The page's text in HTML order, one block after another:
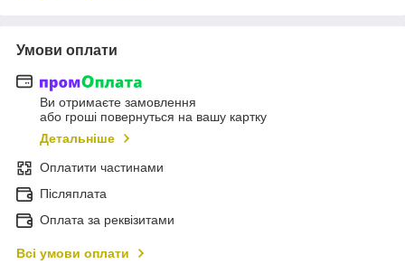
Умови оплати
Ви отримаєте замовлення
або гроші повернуться на вашу картку
Детальніше
Оплатити частинами
Післяплата
Оплата за реквізитами
Всі умови оплати